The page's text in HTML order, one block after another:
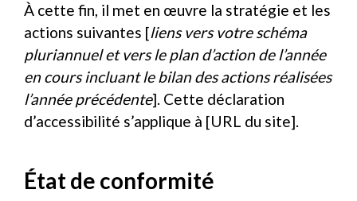
À cette fin, il met en œuvre la stratégie et les
actions suivantes [liens vers votre schéma
pluriannuel et vers le plan d’action de l’année
en cours incluant le bilan des actions réalisées
l’année précédente]. Cette déclaration
d’accessibilité s’applique à [URL du site].
État de conformité